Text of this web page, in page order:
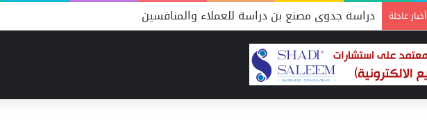
أخبار عاجلة دراسة جدوى مصنع بن دراسة للعملاء والمنافسين